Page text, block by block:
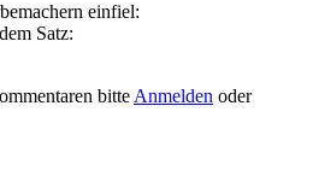
einfiel:
Satz:
bitte Anmelden oder